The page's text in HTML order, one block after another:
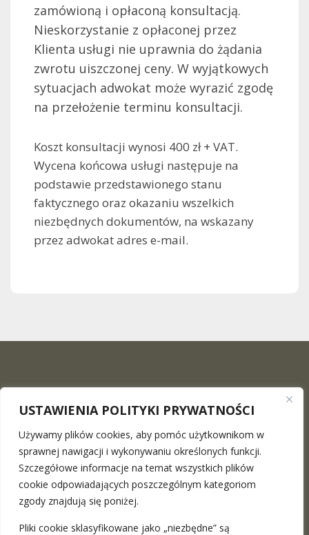
USTAWIENIA POLITYKI PRYWATNOŚCI
Używamy plików cookies, aby pomóc użytkownikom w
sprawnej nawigacji i wykonywaniu określonych funkcji.
Szczegółowe informacje na temat wszystkich plików
cookie odpowiadających poszczególnym kategoriom
zgody znajdują się poniżej.
Pliki cookie sklasyfikowane jako „niezbędne” są
zamówioną i opłaconą konsultacją.
Nieskorzystanie z opłaconej przez
Klienta usługi nie uprawnia do żądania
zwrotu uiszczonej ceny. W wyjątkowych
sytuacjach adwokat może wyrazić zgodę
na przełożenie terminu konsultacji.
Koszt konsultacji wynosi 400 zł + VAT.
Wycena końcowa usługi następuje na
podstawie przedstawionego stanu
faktycznego oraz okazaniu wszelkich
niezbędnych dokumentów, na wskazany
przez adwokat adres e-mail.
The Maciej Surowiec Law Firmis a place where you can
find a professional legal advice in the full range. We provide
remote onesmore